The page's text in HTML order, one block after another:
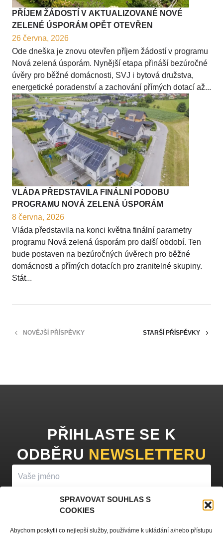
SPRAVOVAT SOUHLAS S
COOKIES
Abychom poskytli co nejlepší služby, používáme k ukládání a/nebo přístupu
PŘÍJEM ŽÁDOSTÍ V AKTUALIZOVANÉ NOVÉ
ZELENÉ ÚSPORÁM OPĚT OTEVŘEN
26 června, 2026
Ode dneška je znovu otevřen příjem žádostí v programu
Nová zelená úsporám. Nynější etapa přináší bezúročné
úvěry pro běžné domácnosti, SVJ i bytová družstva,
energetické poradenství a zachování přímých dotací až...
VLÁDA PŘEDSTAVILA FINÁLNÍ PODOBU
PROGRAMU NOVÁ ZELENÁ ÚSPORÁM
8 června, 2026
Vláda představila na konci května finální parametry
programu Nová zelená úsporám pro další období. Ten
bude postaven na bezúročných úvěrech pro běžné
domácnosti a přímých dotacích pro zranitelné skupiny.
Stát...
NOVĚJŠÍ PŘÍSPĚVKY STARŠÍ PŘÍSPĚVKY
PŘIHLASTE SE K
ODBĚRU NEWSLETTERU